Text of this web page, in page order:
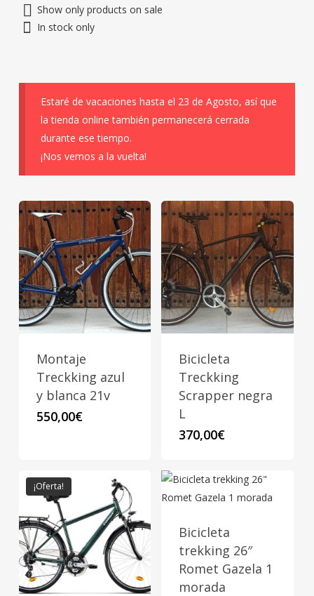
Show only products on sale
In stock only
Estaré de vacaciones hasta el 23 de Agosto, así que
la tienda online también permanecerá cerrada
durante ese tiempo.
¡Nos vemos a la vuelta!
Montaje
Treckking azul
y blanca 21v
550,00€
Bicicleta
Treckking
Scrapper negra
L
370,00€
¡Oferta!
Bicicleta
trekking 26″
Romet Gazela 1
morada